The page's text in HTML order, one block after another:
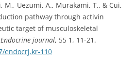
M., Uezumi, A., Murakami, T., & Cui,
pathway through activin
target of musculoskeletal
Endocrine journal, 55 1, 11-21.
endocrj.kr-110